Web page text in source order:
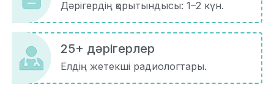
Дәрігердің қорытындысы: 1–2 күн.
25+ дәрігерлер
Елдің жетекші радиологтары.